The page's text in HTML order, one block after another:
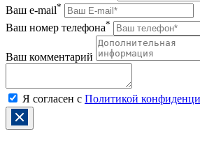
Ваш e-mail*
Ваш номер телефона*
Ваш комментарий
Я согласен с Политикой